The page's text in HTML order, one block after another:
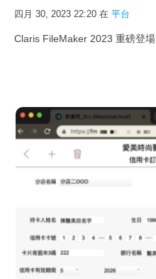
四月 30, 2023 22:20 在 平台
Claris FileMaker 2023 重磅登場